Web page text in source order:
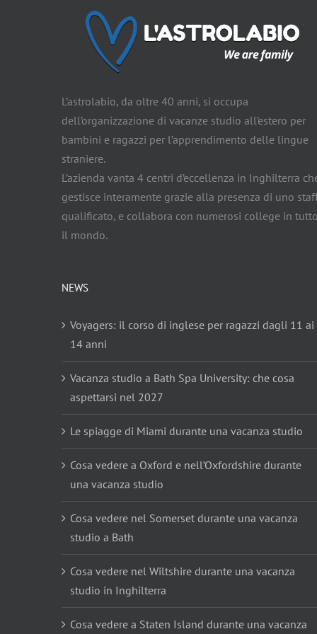
L’astrolabio, da oltre 40 anni, si occupa
dell’organizzazione di vacanze studio all’estero per
bambini e ragazzi per l’apprendimento delle lingue
straniere.
L’azienda vanta 4 centri d’eccellenza in Inghilterra
gestisce interamente grazie alla presenza di uno
qualificato, e collabora con numerosi college in tutto
il mondo.
NEWS
Voyagers: il corso di inglese per ragazzi dagli 11 ai
14 anni
Vacanza studio a Bath Spa University: che cosa
aspettarsi nel 2027
Le spiagge di Miami durante una vacanza studio
Cosa vedere a Oxford e nell’Oxfordshire durante
una vacanza studio
Cosa vedere nel Somerset durante una vacanza
studio a Bath
Cosa vedere nel Wiltshire durante una vacanza
studio in Inghilterra
Cosa vedere a Staten Island durante una vacanza